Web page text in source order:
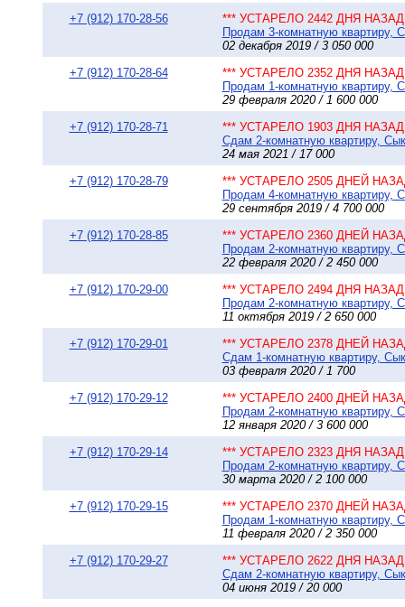
+7 (912) 170-28-56
*** УСТАРЕЛО 2442 ДНЯ НАЗАД
Продам 3-комнатную квартиру,
02 декабря 2019 / 3 050 000
+7 (912) 170-28-64
*** УСТАРЕЛО 2352 ДНЯ НАЗАД
Продам 1-комнатную квартиру,
29 февраля 2020 / 1 600 000
+7 (912) 170-28-71
*** УСТАРЕЛО 1903 ДНЯ НАЗАД
Сдам 2-комнатную квартиру,
24 мая 2021 / 17 000
+7 (912) 170-28-79
*** УСТАРЕЛО 2505 ДНЕЙ
Продам 4-комнатную квартиру,
29 сентября 2019 / 4 700 000
+7 (912) 170-28-85
*** УСТАРЕЛО 2360 ДНЕЙ
Продам 2-комнатную квартиру,
22 февраля 2020 / 2 450 000
+7 (912) 170-29-00
*** УСТАРЕЛО 2494 ДНЯ НАЗАД
Продам 2-комнатную квартиру,
11 октября 2019 / 2 650 000
+7 (912) 170-29-01
*** УСТАРЕЛО 2378 ДНЕЙ
Сдам 1-комнатную квартиру,
03 февраля 2020 / 1 700
+7 (912) 170-29-12
*** УСТАРЕЛО 2400 ДНЕЙ
Продам 2-комнатную квартиру,
12 января 2020 / 3 600 000
+7 (912) 170-29-14
*** УСТАРЕЛО 2323 ДНЯ НАЗАД
Продам 2-комнатную квартиру,
30 марта 2020 / 2 100 000
+7 (912) 170-29-15
*** УСТАРЕЛО 2370 ДНЕЙ
Продам 1-комнатную квартиру,
11 февраля 2020 / 2 350 000
+7 (912) 170-29-27
*** УСТАРЕЛО 2622 ДНЯ НАЗАД
Сдам 2-комнатную квартиру,
04 июня 2019 / 20 000